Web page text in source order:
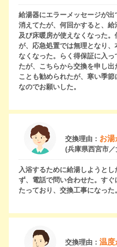
給湯器にエラーメッセージが
消えてたが、何回かすると、
及び床暖房が使えなくなった
が、応急処置では無理となり
なくなった。らく得保証に入
たが、こちらから交換を申し
ことも勧められたが、寒い季
なのでお願いした。
交換理由： お
(兵庫県西宮市
入浴するために給湯しようと
ず、電話で問い合わせた。す
たっており、交換工事になった
交換理由： 温度